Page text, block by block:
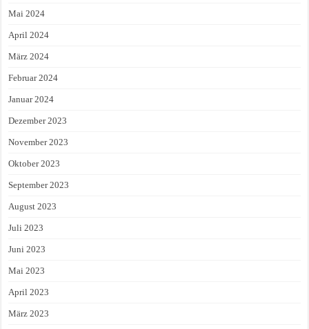
Mai 2024
April 2024
März 2024
Februar 2024
Januar 2024
Dezember 2023
November 2023
Oktober 2023
September 2023
August 2023
Juli 2023
Juni 2023
Mai 2023
April 2023
März 2023